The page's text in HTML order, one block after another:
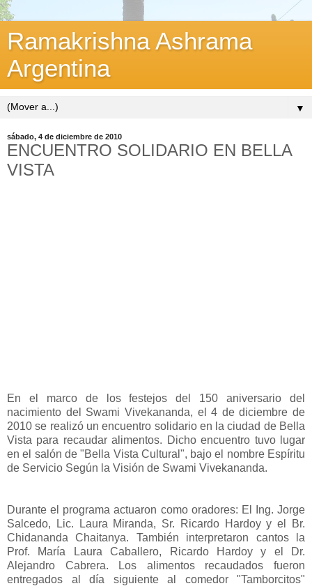
Ramakrishna Ashrama
Argentina
▼
sábado, 4 de diciembre de 2010
ENCUENTRO SOLIDARIO EN BELLA
VISTA
En el marco de los festejos del 150 aniversario del
nacimiento del Swami Vivekananda, el 4 de diciembre de
2010 se realizó un encuentro solidario en la ciudad de Bella
Vista para recaudar alimentos. Dicho encuentro tuvo lugar
en el salón de "Bella Vista Cultural", bajo el nombre Espíritu
de Servicio Según la Visión de Swami Vivekananda.
Durante el programa actuaron como oradores: El Ing. Jorge
Salcedo, Lic. Laura Miranda, Sr. Ricardo Hardoy y el Br.
Chidananda Chaitanya. También interpretaron cantos la
Prof. María Laura Caballero, Ricardo Hardoy y el Dr.
Alejandro Cabrera. Los alimentos recaudados fueron
entregados al día siguiente al comedor "Tamborcitos"